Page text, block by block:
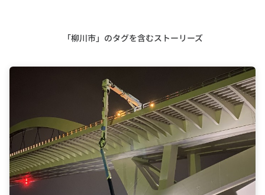
「柳川市」のタグを含むストーリーズ